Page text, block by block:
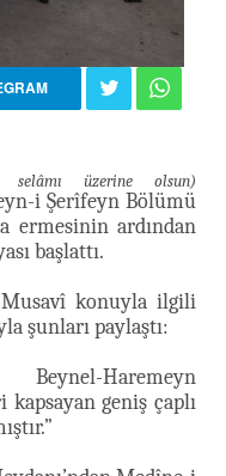
selâmı üzerine olsun)
i Şerîfeyn Bölümü
ermesinin ardından
başlattı.
Musavî konuyla ilgili
şunları paylaştı:
Haremeyn
kapsayan geniş çaplı